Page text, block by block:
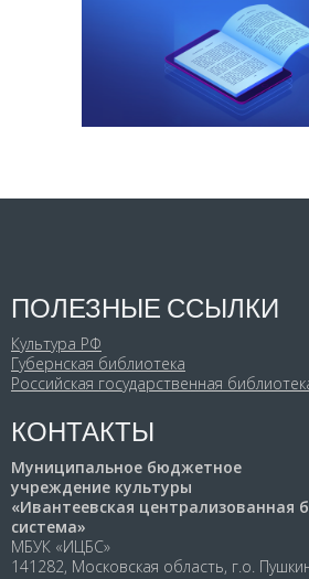
ПОЛЕЗНЫЕ ССЫЛКИ
Культура РФ
Губернская библиотека
Российская государственная
КОНТАКТЫ
Муниципальное бюджетное
учреждение культуры
«Ивантеевская централизованная
система»
МБУК «ИЦБС»
141282, Московская область, г.о.